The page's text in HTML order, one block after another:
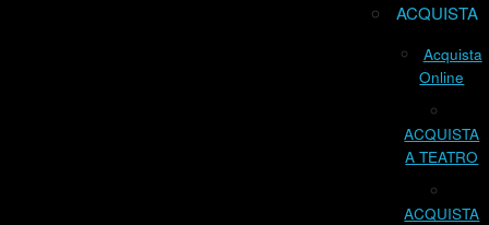
ACQUISTA
Acquista
Online
ACQUISTA
A TEATRO
ACQUISTA